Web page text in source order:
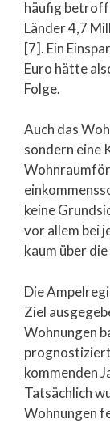
häufig
Länder 4,7
[7]. Ein
Euro hätte
Folge.
Auch das
sondern eine
keine
vor allem bei
kaum über
Die
Ziel
Wohnungen
kommenden
Tatsächlich
Wohnungen